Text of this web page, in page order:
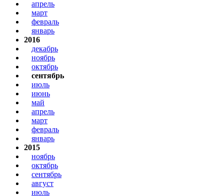
апрель
март
февраль
январь
2016
декабрь
ноябрь
октябрь
сентябрь
июль
июнь
май
апрель
март
февраль
январь
2015
ноябрь
октябрь
сентябрь
август
июль